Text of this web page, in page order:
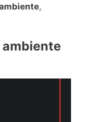
,
ambiente